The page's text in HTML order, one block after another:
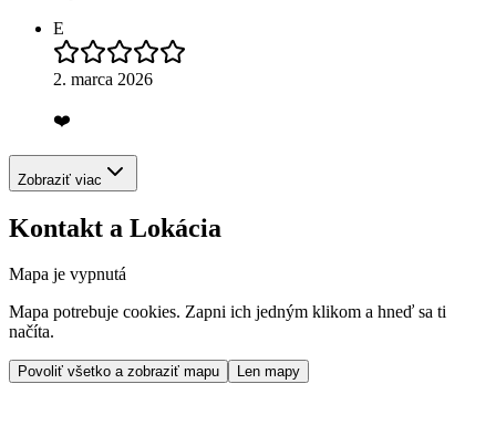
E
2. marca 2026
❤️
Zobraziť viac
Kontakt a Lokácia
Mapa je vypnutá
Mapa potrebuje cookies. Zapni ich jedným klikom a hneď sa ti
načíta.
Povoliť všetko a zobraziť mapu Len mapy